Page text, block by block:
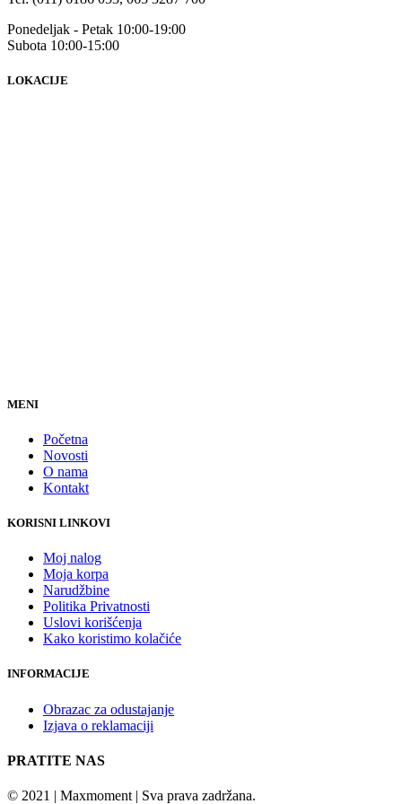
Ponedeljak - Petak 10:00-19:00
Subota 10:00-15:00
LOKACIJE
MENI
Početna
Novosti
O nama
Kontakt
KORISNI LINKOVI
Moj nalog
Moja korpa
Narudžbine
Politika Privatnosti
Uslovi korišćenja
Kako koristimo kolačiće
INFORMACIJE
Obrazac za odustajanje
Izjava o reklamaciji
PRATITE NAS
© 2021 | Maxmoment | Sva prava zadržana.